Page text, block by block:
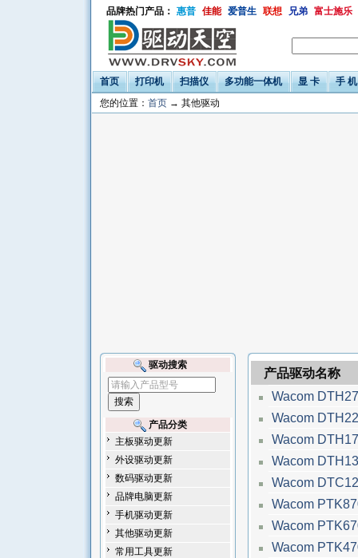
品牌热门产品： 惠普 佳能 爱普生 联想 兄弟 富士施乐
首页 打印机 扫描仪 多功能一体机 显 卡
手 机
您的位置： 首页 → 其他驱动
驱动搜索
产品分类
主板驱动更新
外设驱动更新
数码驱动更新
品牌电脑更新
手机驱动更新
其他驱动更新
常用工具更新
产品驱动名称
Wacom
Wacom
Wacom
Wacom
Wacom
Wacom
Wacom
Wacom